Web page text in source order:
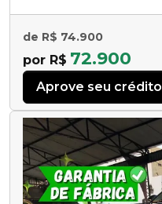
de R$ 74.900
por R$ 72.900
Aprove seu crédito